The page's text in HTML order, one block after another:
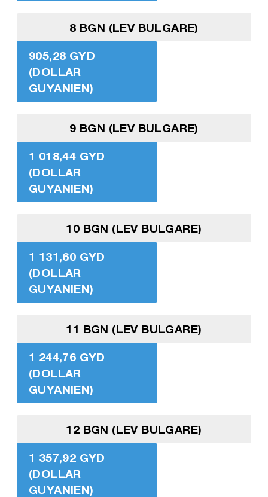
8 BGN (LEV BULGARE)
905,28 GYD
(DOLLAR
GUYANIEN)
9 BGN (LEV BULGARE)
1 018,44 GYD
(DOLLAR
GUYANIEN)
10 BGN (LEV BULGARE)
1 131,60 GYD
(DOLLAR
GUYANIEN)
11 BGN (LEV BULGARE)
1 244,76 GYD
(DOLLAR
GUYANIEN)
12 BGN (LEV BULGARE)
1 357,92 GYD
(DOLLAR
GUYANIEN)